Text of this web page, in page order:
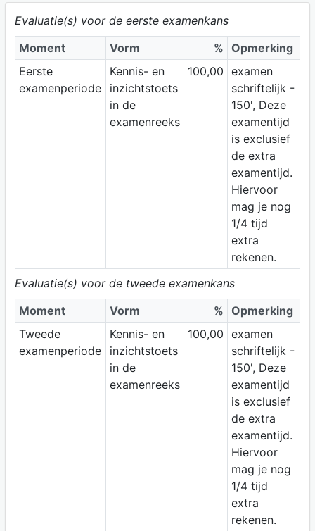
Evaluatie(s) voor de eerste examenkans
Moment
Vorm % Opmerking
Eerste
examenperiode
Kennis- en
inzichtstoets
in de
examenreeks
100,00 examen
schriftelijk -
150', Deze
examentijd
is exclusief
de extra
examentijd.
Hiervoor
mag je nog
1/4 tijd
extra
rekenen.
Evaluatie(s) voor de tweede examenkans
Moment
Vorm % Opmerking
Tweede
examenperiode
Kennis- en
inzichtstoets
in de
examenreeks
100,00 examen
schriftelijk -
150', Deze
examentijd
is exclusief
de extra
examentijd.
Hiervoor
mag je nog
1/4 tijd
extra
rekenen.